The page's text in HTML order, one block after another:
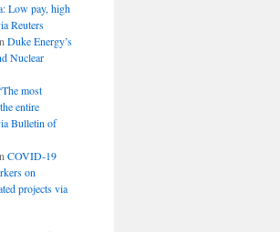
Low pay, high
Reuters
Duke Energy’s
Nuclear
most
entire
Bulletin of
COVID-19
on
projects via